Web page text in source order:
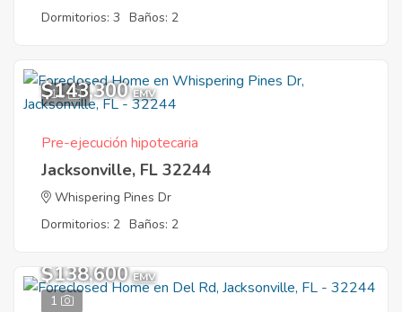
Dormitorios: 3 Baños: 2
11
$143,300 EMV
Pre-ejecución hipotecaria
Jacksonville, FL 32244
Whispering Pines Dr
Dormitorios: 2 Baños: 2
1
$138,600 EMV